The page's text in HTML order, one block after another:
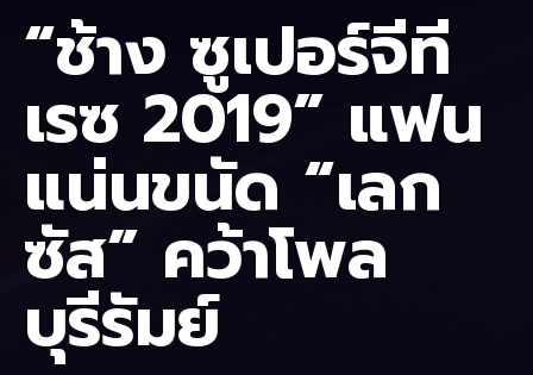
“ช้าง ซูเปอร์จีที
เรซ 2019” แฟน
แน่นขนัด “เลก
ซัส” คว้าโพล
บุรีรัมย์